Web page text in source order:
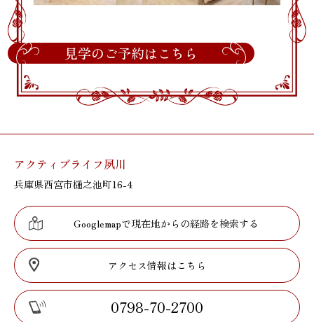
見学のご予約はこちら
アクティブライフ夙川
兵庫県西宮市樋之池町16-4
Googlemapで現在地からの経路を検索する
アクセス情報はこちら
0798-70-2700